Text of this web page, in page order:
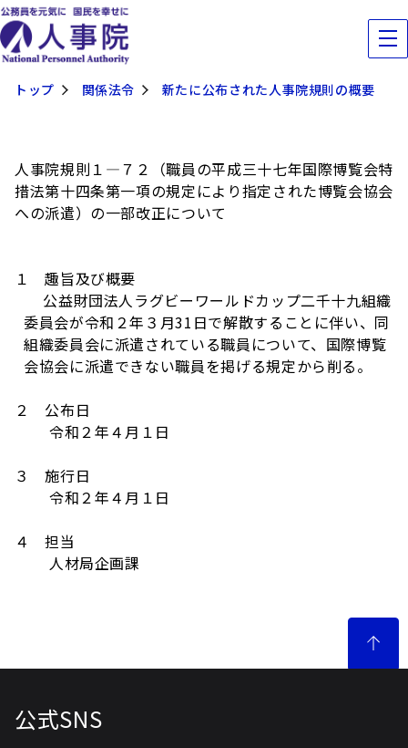
トップ 関係法令 新たに公布された人事院規則の概要
人事院規則１―７２（職員の平成三十七年国際博覧会特
措法第十四条第一項の規定により指定された博覧会協会
への派遣）の一部改正について
１ 趣旨及び概要
公益財団法人ラグビーワールドカップ二千十九組織
委員会が令和２年３月31日で解散することに伴い、同
組織委員会に派遣されている職員について、国際博覧
会協会に派遣できない職員を掲げる規定から削る。
２ 公布日
令和２年４月１日
３ 施行日
令和２年４月１日
４ 担当
人材局企画課
公式SNS